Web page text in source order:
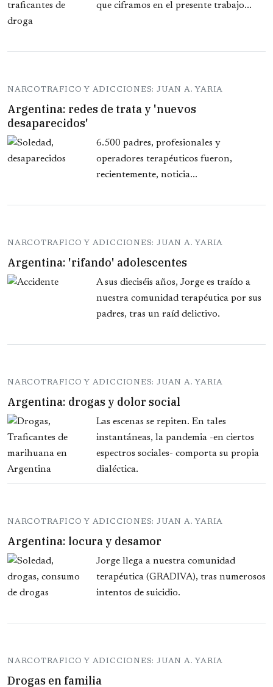
que ciframos en el presente trabajo...
NARCOTRAFICO Y ADICCIONES: JUAN A. YARIA
Argentina: redes de trata y 'nuevos
desaparecidos'
6.500 padres, profesionales y
operadores terapéuticos fueron,
recientemente, noticia...
NARCOTRAFICO Y ADICCIONES: JUAN A. YARIA
Argentina: 'rifando' adolescentes
A sus dieciséis años, Jorge es traído a
nuestra comunidad terapéutica por sus
padres, tras un raíd delictivo.
NARCOTRAFICO Y ADICCIONES: JUAN A. YARIA
Argentina: drogas y dolor social
Las escenas se repiten. En tales
instantáneas, la pandemia -en ciertos
espectros sociales- comporta su propia
dialéctica.
NARCOTRAFICO Y ADICCIONES: JUAN A. YARIA
Argentina: locura y desamor
Jorge llega a nuestra comunidad
terapéutica (GRADIVA), tras numerosos
intentos de suicidio.
NARCOTRAFICO Y ADICCIONES: JUAN A. YARIA
Drogas en familia